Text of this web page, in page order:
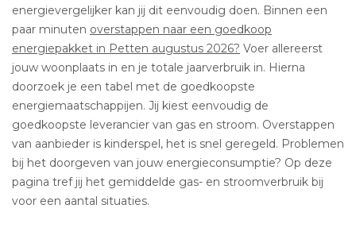
energievergelijker kan jij dit eenvoudig doen. Binnen een
paar minuten overstappen naar een goedkoop
energiepakket in Petten augustus 2026? Voer allereerst
jouw woonplaats in en je totale jaarverbruik in. Hierna
doorzoek je een tabel met de goedkoopste
energiemaatschappijen. Jij kiest eenvoudig de
goedkoopste leverancier van gas en stroom. Overstappen
van aanbieder is kinderspel, het is snel geregeld. Problemen
bij het doorgeven van jouw energieconsumptie? Op deze
pagina tref jij het gemiddelde gas- en stroomverbruik bij
voor een aantal situaties.